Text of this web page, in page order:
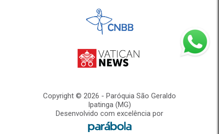
Copyright © 2026 - Paróquia São Geraldo
Ipatinga (MG)
Desenvolvido com excelência por